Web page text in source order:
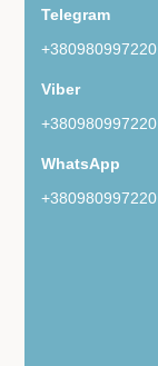
+380980997220
+380980997220
+380980997220